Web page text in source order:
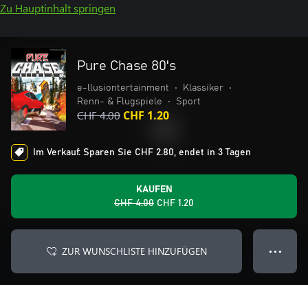
Zu Hauptinhalt springen
Pure Chase 80's
e-llusiontertainment • Klassiker
•
Renn- & Flugspiele
• Sport
CHF 4.00 CHF 1.20
Im Verkauf: Sparen Sie CHF 2.80, endet in 3 Tagen
KAUFEN
CHF 4.00 CHF 1.20
ZUR WUNSCHLISTE HINZUFÜGEN ● ● ●